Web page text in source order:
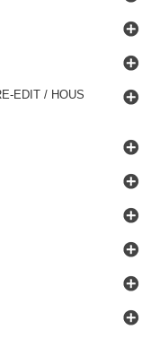
EDIT / HOUS